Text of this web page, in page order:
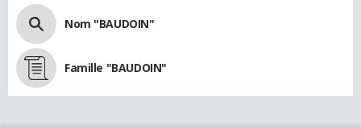
Nom "BAUDOIN"
Famille "BAUDOIN"